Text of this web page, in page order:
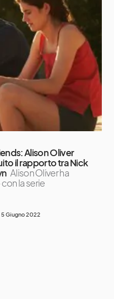
Alison Oliver
il rapporto tra Nick
Alison Oliver ha
la serie
5 Giugno 2022